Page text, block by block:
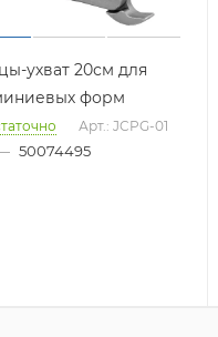
ухват 20см для
форм
Арт.: JCPG-01
50074495